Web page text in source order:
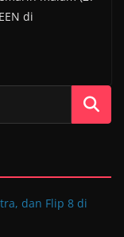
di
dan Flip 8 di